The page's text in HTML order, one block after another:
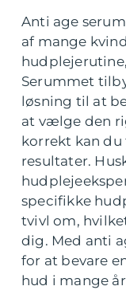
Anti age
af mange
Serummet
løsning til at
at vælge den
korrekt kan du
resultater.
specifikke
tvivl om,
dig. Med anti
for at bevare
hud i mange